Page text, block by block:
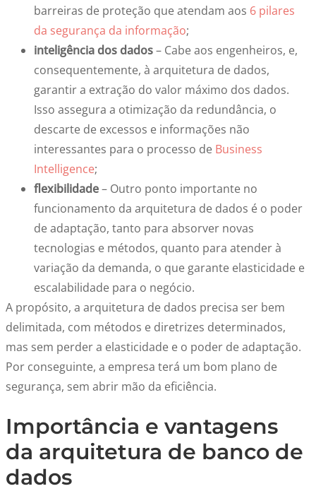
barreiras de proteção que atendam aos 6 pilares
da segurança da informação;
inteligência dos dados– Cabe aos engenheiros, e,
consequentemente, à arquitetura de dados,
garantir a extração do valor máximo dos dados.
Isso assegura a otimização da redundância, o
descarte de excessos e informações não
interessantes para o processo de Business
Intelligence;
flexibilidade– Outro ponto importante no
funcionamento da arquitetura de dados é o poder
de adaptação, tanto para absorver novas
tecnologias e métodos, quanto para atender à
variação da demanda, o que garante elasticidade e
escalabilidade para o negócio.
A propósito, a arquitetura de dados precisa ser bem
delimitada, com métodos e diretrizes determinados,
mas sem perder a elasticidade e o poder de adaptação.
Por conseguinte, a empresa terá um bom plano de
segurança, sem abrir mão da eficiência.
Importância e vantagens
da arquitetura de banco de
dados